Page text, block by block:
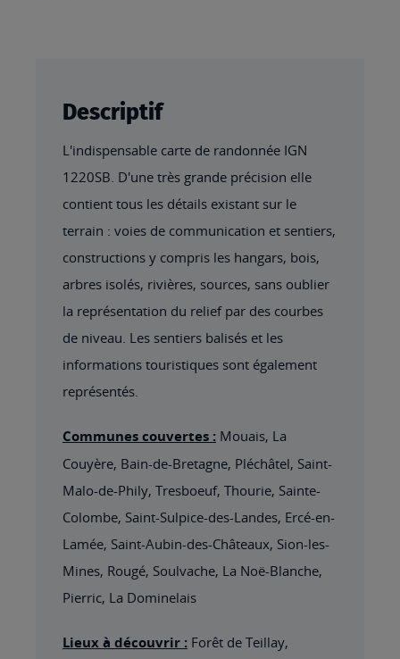
Descriptif
L'indispensable carte de randonnée IGN
1220SB. D'une très grande précision elle
contient tous les détails existant sur le
terrain : voies de communication et sentiers,
constructions y compris les hangars, bois,
arbres isolés, rivières, sources, sans oublier
la représentation du relief par des courbes
de niveau. Les sentiers balisés et les
informations touristiques sont également
représentés.
Communes couvertes : Mouais, La
Couyère, Bain-de-Bretagne, Pléchâtel, Saint-
Malo-de-Phily, Tresboeuf, Thourie, Sainte-
Colombe, Saint-Sulpice-des-Landes, Ercé-en-
Lamée, Saint-Aubin-des-Châteaux, Sion-les-
Mines, Rougé, Soulvache, La Noë-Blanche,
Pierric, La Dominelais
Lieux à découvrir : Forêt de Teillay,